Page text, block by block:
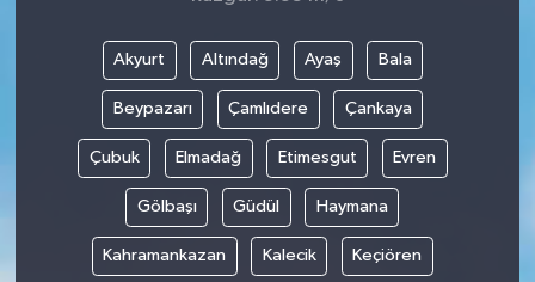
Akyurt Altındağ Ayaş Bala
Beypazarı Çamlıdere Çankaya
Çubuk Elmadağ Etimesgut Evren
Gölbaşı Güdül Haymana
Kahramankazan Kalecik Keçiören